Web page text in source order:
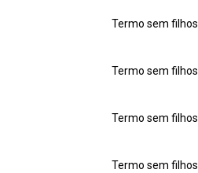
Termo sem filhos
Termo sem filhos
Termo sem filhos
Termo sem filhos